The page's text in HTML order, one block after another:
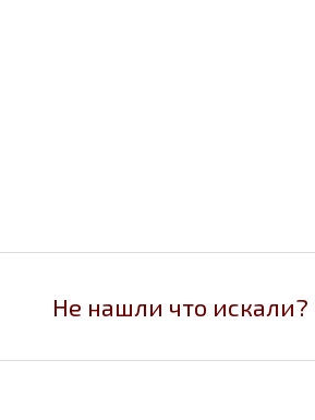
Не нашли что искали?